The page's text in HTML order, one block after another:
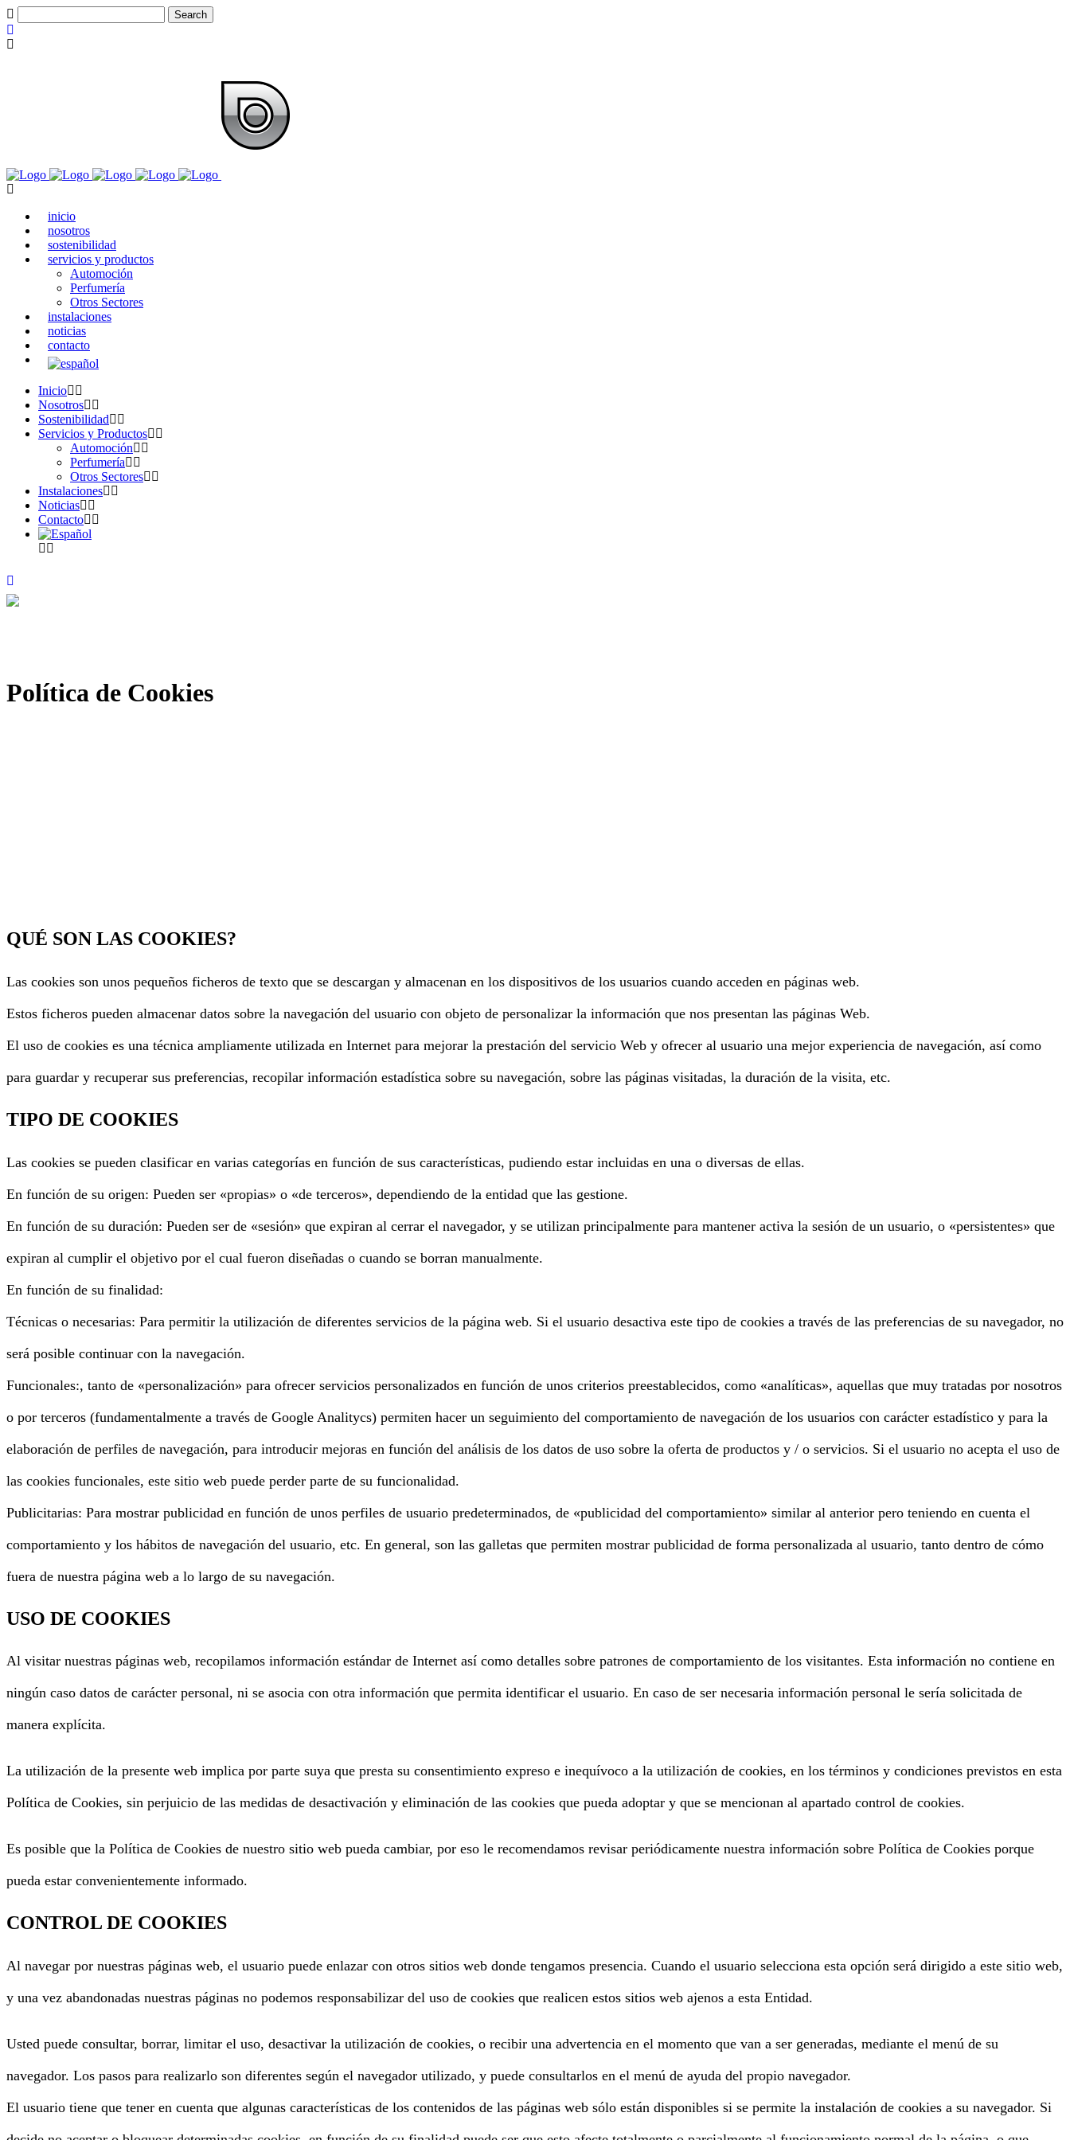
inicio
nosotros
sostenibilidad
servicios y productos
Automoción
Perfumería
Otros Sectores
instalaciones
noticias
contacto
Inicio
Nosotros
Sostenibilidad
Servicios y Productos
Automoción
Perfumería
Otros Sectores
Instalaciones
Noticias
Contacto
Política de Cookies
QUÉ SON LAS COOKIES?
Las cookies son unos pequeños ficheros de texto que se descargan y almacenan en los dispositivos de los usuarios cuando acceden en páginas web.
Estos ficheros pueden almacenar datos sobre la navegación del usuario con objeto de personalizar la información que nos presentan las páginas Web.
El uso de cookies es una técnica ampliamente utilizada en Internet para mejorar la prestación del servicio Web y ofrecer al usuario una mejor experiencia de navegación, así como
para guardar y recuperar sus preferencias, recopilar información estadística sobre su navegación, sobre las páginas visitadas, la duración de la visita, etc.
TIPO DE COOKIES
Las cookies se pueden clasificar en varias categorías en función de sus características, pudiendo estar incluidas en una o diversas de ellas.
En función de su origen: Pueden ser «propias» o «de terceros», dependiendo de la entidad que las gestione.
En función de su duración: Pueden ser de «sesión» que expiran al cerrar el navegador, y se utilizan principalmente para mantener activa la sesión de un usuario, o «persistentes» que
expiran al cumplir el objetivo por el cual fueron diseñadas o cuando se borran manualmente.
En función de su finalidad:
Técnicas o necesarias: Para permitir la utilización de diferentes servicios de la página web. Si el usuario desactiva este tipo de cookies a través de las preferencias de su navegador, no
será posible continuar con la navegación.
Funcionales:, tanto de «personalización» para ofrecer servicios personalizados en función de unos criterios preestablecidos, como «analíticas», aquellas que muy tratadas por nosotros
o por terceros (fundamentalmente a través de Google Analitycs) permiten hacer un seguimiento del comportamiento de navegación de los usuarios con carácter estadístico y para la
elaboración de perfiles de navegación, para introducir mejoras en función del análisis de los datos de uso sobre la oferta de productos y / o servicios. Si el usuario no acepta el uso de
las cookies funcionales, este sitio web puede perder parte de su funcionalidad.
Publicitarias: Para mostrar publicidad en función de unos perfiles de usuario predeterminados, de «publicidad del comportamiento» similar al anterior pero teniendo en cuenta el
comportamiento y los hábitos de navegación del usuario, etc. En general, son las galletas que permiten mostrar publicidad de forma personalizada al usuario, tanto dentro de cómo
fuera de nuestra página web a lo largo de su navegación.
USO DE COOKIES
Al visitar nuestras páginas web, recopilamos información estándar de Internet así como detalles sobre patrones de comportamiento de los visitantes. Esta información no contiene en
ningún caso datos de carácter personal, ni se asocia con otra información que permita identificar el usuario. En caso de ser necesaria información personal le sería solicitada de
manera explícita.
La utilización de la presente web implica por parte suya que presta su consentimiento expreso e inequívoco a la utilización de cookies, en los términos y condiciones previstos en esta
Política de Cookies, sin perjuicio de las medidas de desactivación y eliminación de las cookies que pueda adoptar y que se mencionan al apartado control de cookies.
Es posible que la Política de Cookies de nuestro sitio web pueda cambiar, por eso le recomendamos revisar periódicamente nuestra información sobre Política de Cookies porque
pueda estar convenientemente informado.
CONTROL DE COOKIES
Al navegar por nuestras páginas web, el usuario puede enlazar con otros sitios web donde tengamos presencia. Cuando el usuario selecciona esta opción será dirigido a este sitio web,
y una vez abandonadas nuestras páginas no podemos responsabilizar del uso de cookies que realicen estos sitios web ajenos a esta Entidad.
Usted puede consultar, borrar, limitar el uso, desactivar la utilización de cookies, o recibir una advertencia en el momento que van a ser generadas, mediante el menú de su
navegador. Los pasos para realizarlo son diferentes según el navegador utilizado, y puede consultarlos en el menú de ayuda del propio navegador.
El usuario tiene que tener en cuenta que algunas características de los contenidos de las páginas web sólo están disponibles si se permite la instalación de cookies a su navegador. Si